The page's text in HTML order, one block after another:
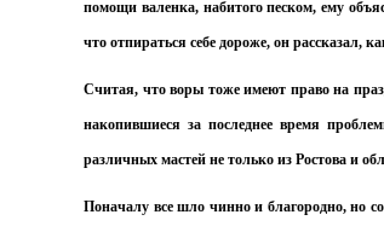
помощи валенка, набитого песком, ему
что отпираться себе дороже, он рассказал,
Считая, что воры тоже имеют право на
накопившиеся за последнее время
различных мастей не только из Ростова и
Поначалу все шло чинно и благородно, но